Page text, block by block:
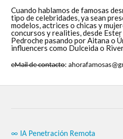
Cuando hablamos de famosas
tipo de celebridades, ya sean
modelos, actrices o chicas y
concursos y realities, desde
Pedroche pasando por Aitana o
influencers como Dulceida o
eMail de contacto:
∞ IA Penetración Remota